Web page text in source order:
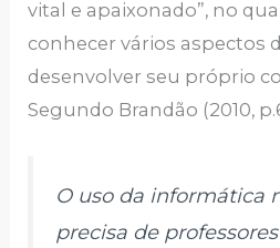
vital e apaixonado”, no
conhecer vários aspectos
desenvolver seu próprio
Segundo Brandão
O uso da informática
precisa de